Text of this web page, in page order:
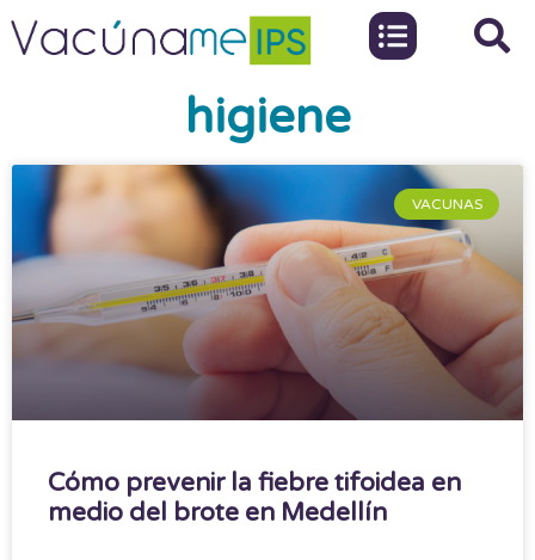
higiene
VACUNAS
Cómo prevenir la fiebre tifoidea en
medio del brote en Medellín